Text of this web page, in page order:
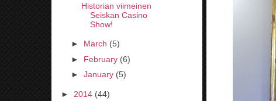
Historian viimeinen
Seiskan Casino
Show!
► March (5)
► February (6)
► January (5)
► 2014 (44)